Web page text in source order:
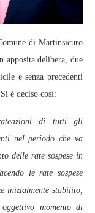
di Martinsicuro
apposita delibera, due
e senza precedenti
è deciso così:
di tutti gli
nel periodo che va
delle rate sospese in
le rate sospese
inizialmente stabilito,
momento di